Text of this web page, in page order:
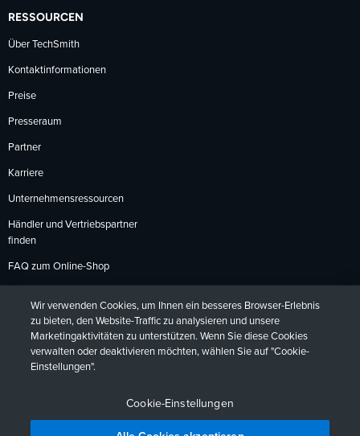
RESSOURCEN
Über TechSmith
Kontaktinformationen
Preise
Presseraum
Partner
Karriere
Unternehmensressourcen
Händler und Vertriebspartner
finden
FAQ zum Online-Shop
Rückgabebedingungen
DeutschFrançaisEspañol日本語
Wir verwenden Cookies, um Ihnen ein besseres Browser-Erlebnis
zu bieten, den Website-Traffic zu analysieren und unsere
Marketingaktivitäten zu unterstützen. Wenn Sie diese Cookies
verwalten oder deaktivieren möchten, wählen Sie auf "Cookie-
Einstellungen".
Cookie-Einstellungen